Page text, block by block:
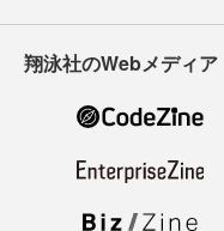
翔泳社のWebメディア